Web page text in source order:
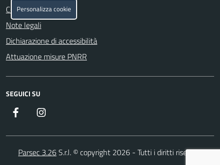
Cookie policy
Note legali
Dichiarazione di accessibilità
Attuazione misure PNRR
SEGUICI SU
Facebook
Parsec 3.26S.r.l. © copyright 2026 - Tutti i diritti riservati
Personalizza cookie